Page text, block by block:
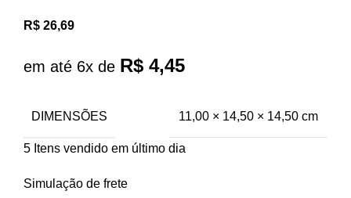
R$ 26,69
em até 6x de R$ 4,45
DIMENSÕES 11,00 × 14,50 × 14,50 cm
5 Itens vendido em último dia
Simulação de frete